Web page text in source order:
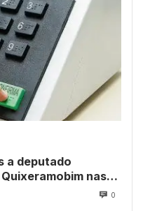
a deputado
nas
0